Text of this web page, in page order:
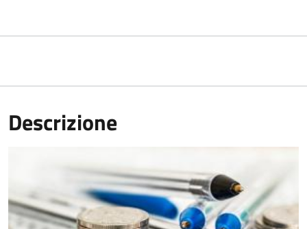
Descrizione